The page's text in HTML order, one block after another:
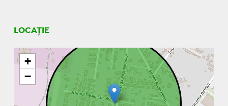
LOCAȚIE
+
−